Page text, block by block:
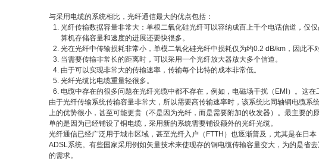
与采用电缆的系统相比，光纤通信最大的优点包括：
光纤传输数据容量非常大：单根二氧化硅光纤可以容纳成百上千个电话信道，仅
算机存储容量和速度的进展还要快很多。
光在光纤中传输损耗非常小，单模二氧化硅光纤中损耗仅为约0.2 dB/km，因此不
当需要传输非常长的距离时，可以采用一个光纤放大器放大多个信道。
由于可以实现非常大的传输速率，传输每个比特的成本非常低。
光纤光缆比电缆重量轻很多。
电缆中存在的很多问题在光纤光缆中都不存在，例如，电磁场干扰（EMI）。这在
由于光纤传输系统传输容量非常大，所以需要高传输速率时，该系统比同轴铜电缆
上的优势很小，甚至可能更贵（不是因为光纤，而是需要附加的收发器）。最主要的
单的是因为已经铺设了铜电缆，采用新的系统需要铺设额外的光纤光缆。
光纤通信已经广泛用于城市区域，甚至光纤入户（FTTH）也逐渐普及，尤其是在日
ADSL系统。有些国家采用例如矢量技术来使现存的铜电缆传输容量变大，为的是省
的需求。